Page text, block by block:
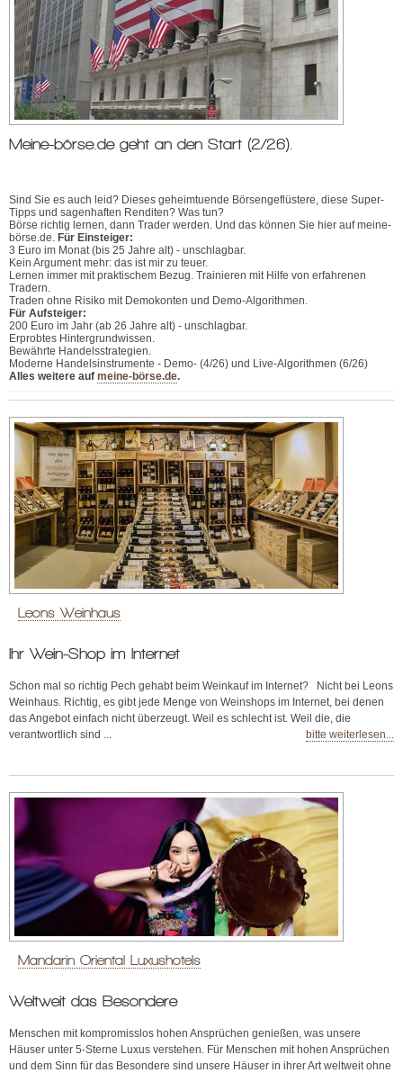
Meine-börse.de geht an den Start (2/26).
Sind Sie es auch leid? Dieses geheimtuende Börsengeflüstere, diese Super-
Tipps und sagenhaften Renditen? Was tun?
Börse richtig lernen, dann Trader werden. Und das können Sie hier auf meine-
börse.de. Für Einsteiger:
3 Euro im Monat (bis 25 Jahre alt) - unschlagbar.
Kein Argument mehr: das ist mir zu teuer.
Lernen immer mit praktischem Bezug. Trainieren mit Hilfe von erfahrenen
Tradern.
Traden ohne Risiko mit Demokonten und Demo-Algorithmen.
Für Aufsteiger:
200 Euro im Jahr (ab 26 Jahre alt) - unschlagbar.
Erprobtes Hintergrundwissen.
Bewährte Handelsstrategien.
Moderne Handelsinstrumente - Demo- (4/26) und Live-Algorithmen (6/26)
Alles weitere auf meine-börse.de.
Leons Weinhaus
Ihr Wein-Shop im Internet
Schon mal so richtig Pech gehabt beim Weinkauf im Internet? Nicht bei Leons
Weinhaus. Richtig, es gibt jede Menge von Weinshops im Internet, bei denen
das Angebot einfach nicht überzeugt. Weil es schlecht ist. Weil die, die
verantwortlich sind ...
bitte weiterlesen...
Mandarin Oriental Luxushotels
Weltweit das Besondere
Menschen mit kompromisslos hohen Ansprüchen genießen, was unsere
Häuser unter 5-Sterne Luxus verstehen. Für Menschen mit hohen Ansprüchen
und dem Sinn für das Besondere sind unsere Häuser in ihrer Art weltweit ohne